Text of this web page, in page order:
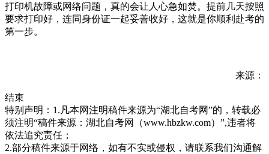
打印机故障或网络问题，真的会让人心急如焚。提前几天按照
要求打印好，连同身份证一起妥善收好，这就是你顺利赴考的
第一步。
来源：
结束
特别声明：1.凡本网注明稿件来源为“湖北自考网”的，转载必
须注明“稿件来源：湖北自考网（www.hbzkw.com）”,违者将
依法追究责任；
2.部分稿件来源于网络，如有不实或侵权，请联系我们沟通解